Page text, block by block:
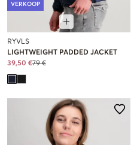
VERKOOP
RYVLS
LIGHTWEIGHT PADDED JACKET
39,50 €79 €